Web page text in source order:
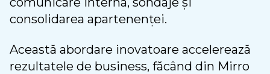
consolidarea apartenenței.
Această abordare inovatoare accelerează
rezultatele de business, făcând din Mirro